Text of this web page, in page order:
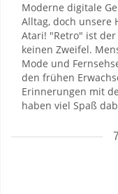
Moderne digitale
Alltag, doch unsere
Atari! "Retro" ist
keinen Zweifel.
Mode und
den frühen
Erinnerungen mit
haben viel Spaß